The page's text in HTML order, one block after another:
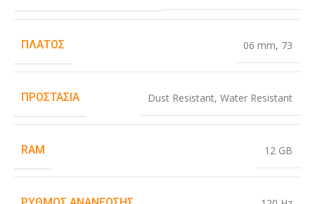
ΠΛΆΤΟΣ 06 mm, 73
ΠΡΟΣΤΑΣΊΑ Dust Resistant, Water Resistant
RAM 12 GB